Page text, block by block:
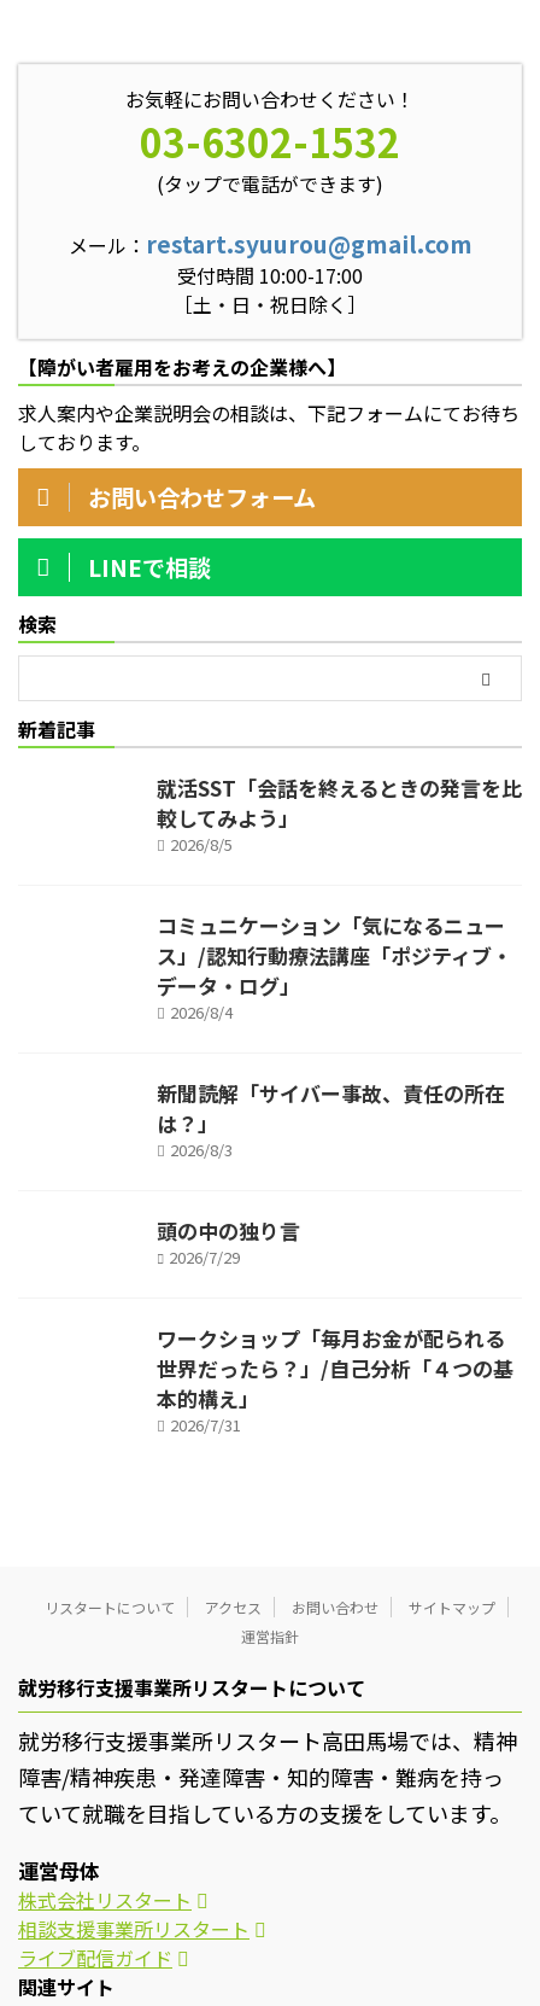
お気軽にお問い合わせください！
03-6302-1532
(タップで電話ができます)
メール： restart.syuurou@gmail.com
受付時間 10:00-17:00
［土・日・祝日除く］
【障がい者雇用をお考えの企業様へ】
求人案内や企業説明会の相談は、下記フォームにてお待ち
しております。
お問い合わせフォーム
LINEで相談
検索
新着記事
就活SST「会話を終えるときの発言を比
較してみよう」
2026/8/5
コミュニケーション「気になるニュー
ス」/認知行動療法講座「ポジティブ・
データ・ログ」
2026/8/4
新聞読解「サイバー事故、責任の所在
は？」
2026/8/3
頭の中の独り言
2026/7/29
ワークショップ「毎月お金が配られる
世界だったら？」/自己分析「４つの基
本的構え」
2026/7/31
リスタートについて アクセス お問い合わせ
サイトマップ
運営指針
就労移行支援事業所リスタートについて
就労移行支援事業所リスタート高田馬場では、精神
障害/精神疾患・発達障害・知的障害・難病を持っ
ていて就職を目指している方の支援をしています。
運営母体
株式会社リスタート
相談支援事業所リスタート
ライブ配信ガイド
関連サイト